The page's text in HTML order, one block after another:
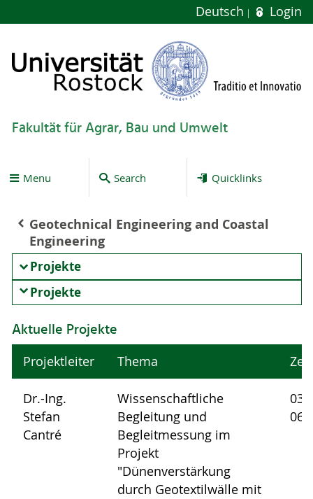
Deutsch Login
Fakultät für Agrar, Bau und Umwelt
Menu Search Quicklinks
Geotechnical Engineering and Coastal
Engineering
Projekte
Projekte
Aktuelle Projekte
Projektleiter Thema
Dr.-Ing.
Stefan
Cantré
Wissenschaftliche
Begleitung und
Begleitmessung im
Projekt
"Dünenverstärkung
durch Geotextilwälle mit
03/
06/